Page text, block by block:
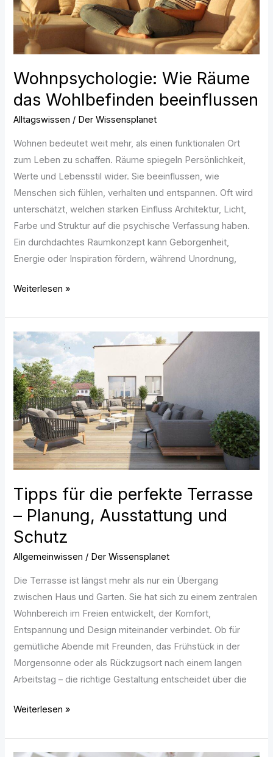
Wohnpsychologie: Wie Räume
das Wohlbefinden beeinflussen
Alltagswissen / Der Wissensplanet
Wohnen bedeutet weit mehr, als einen funktionalen Ort
zum Leben zu schaffen. Räume spiegeln Persönlichkeit,
Werte und Lebensstil wider. Sie beeinflussen, wie
Menschen sich fühlen, verhalten und entspannen. Oft wird
unterschätzt, welchen starken Einfluss Architektur, Licht,
Farbe und Struktur auf die psychische Verfassung haben.
Ein durchdachtes Raumkonzept kann Geborgenheit,
Energie oder Inspiration fördern, während Unordnung,
Weiterlesen »
Tipps für die perfekte Terrasse
– Planung, Ausstattung und
Schutz
Allgemeinwissen / Der Wissensplanet
Die Terrasse ist längst mehr als nur ein Übergang
zwischen Haus und Garten. Sie hat sich zu einem zentralen
Wohnbereich im Freien entwickelt, der Komfort,
Entspannung und Design miteinander verbindet. Ob für
gemütliche Abende mit Freunden, das Frühstück in der
Morgensonne oder als Rückzugsort nach einem langen
Arbeitstag – die richtige Gestaltung entscheidet über die
Tipps
für
die
perfekte
Terrasse
–
Planung,
Ausstattung
und
Schutz
Weiterlesen »